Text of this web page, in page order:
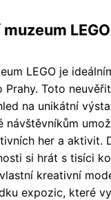
LEGO
LEGO je
Toto
na unikátní
návštěvníkům
her a aktivit.
si hrát s tisíci
kreativní
expozic, které